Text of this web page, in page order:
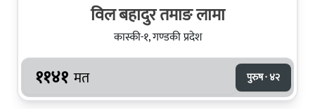
विल बहादुर तमाङ लामा
कास्की-१, गण्डकी प्रदेश
११४१ मत पुरुष · ४२